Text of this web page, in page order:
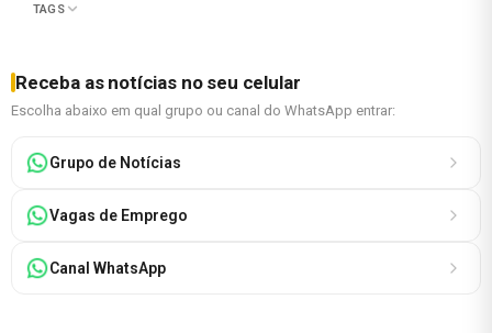
TAGS
Receba as notícias no seu celular
Escolha abaixo em qual grupo ou canal do WhatsApp entrar:
Grupo de Notícias
Vagas de Emprego
Canal WhatsApp